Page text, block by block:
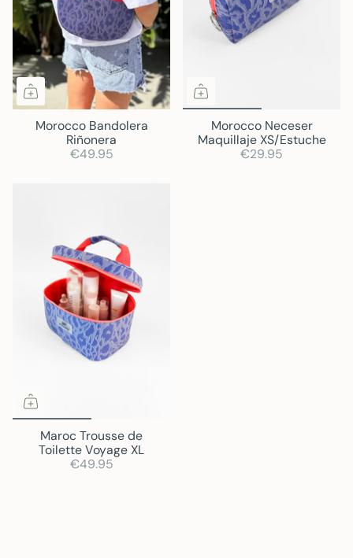
Morocco Bandolera
Riñonera
€49.95
Morocco Neceser
Maquillaje XS/Estuche
€29.95
Maroc Trousse de
Toilette Voyage XL
€49.95